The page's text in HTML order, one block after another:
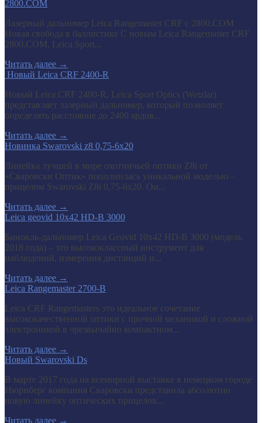
2800.COM
Лазерный дальномер Leica Rangemaster CRF с 2800.COM
Новая свобода в баллистике С новым Leica Rangemaster CRF
2800.COM, Leica Sport...
Читать далее →
​ Новый Leica CRF 2400-R
Новый Leica CRF 2400-R, Leica Sport Optics (Wetzlar)
представляет лазерный дальномер, который позволяет
определять расстояние до 2400 ярдов...
Читать далее →
Новинка Swarovski z8 0,75-6x20
Линейка лучшей в мире охотничьей оптики Z8i от
«Сваровски Оптик» пополнилась уникальной моделью –
прицелом Swarovski Z8i 0,75-6x20. Он...
Читать далее →
Leica geovid 10x42 HD-B 3000
Бинокль-дальномер Leica Geovid 10x42 HD-В 3000 (модель
2018 года) – это высококлассный инструмент для
наблюдений, измерения дистанций и...
Читать далее →
Leica Rangemaster 2700-B
Leica CRF Rangemasters это идеальное сочетание
высококачественной оптики с прочной механикой и сложной
электроникой в чрезвычайно компактном...
Читать далее →
Новый Swarovski Ds
В марте 2017 года на всемирной выставке в немецком городе
Нюрнберг компания Сваровски представила абсолютно
новую линейку оптических прицелов...
Читать далее →